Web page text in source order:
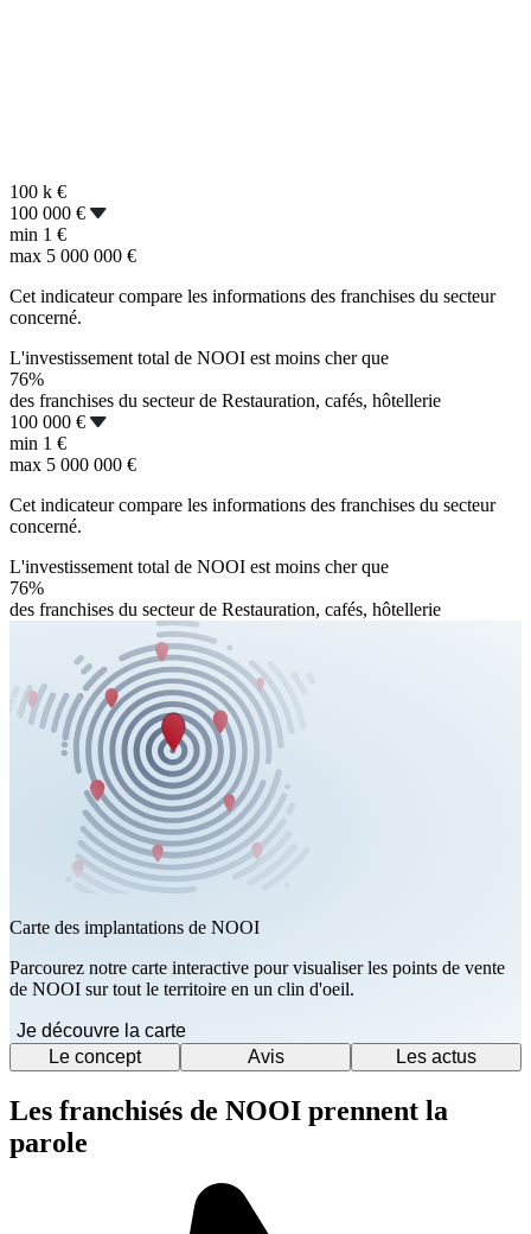
100 k €
100 000 €
min 1 €
max 5 000 000 €
Cet indicateur compare les informations des franchises du secteur
concerné.
L'investissement total de NOOI est moins cher que
76%
des franchises du secteur de Restauration, cafés, hôtellerie
100 000 €
min 1 €
max 5 000 000 €
Cet indicateur compare les informations des franchises du secteur
concerné.
L'investissement total de NOOI est moins cher que
76%
des franchises du secteur de Restauration, cafés, hôtellerie
Carte des implantations de NOOI
Parcourez notre carte interactive pour visualiser les points de vente
de NOOI sur tout le territoire en un clin d'oeil.
Je découvre la carte
Le concept
Avis Les actus
Les franchisés de NOOI prennent la
parole